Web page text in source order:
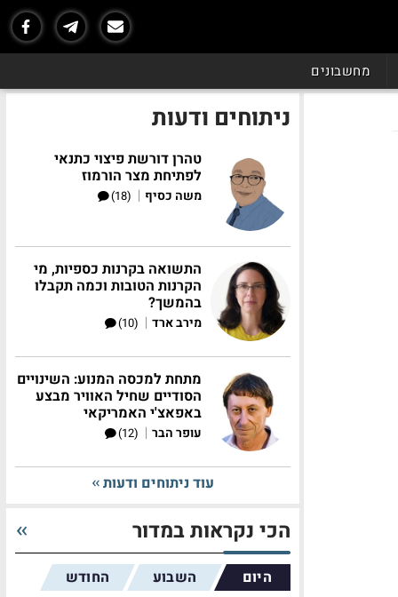
מחשבונים
ניתוחים ודעות
טהרן דורשת פיצוי כתנאי
לפתיחת מצר הורמוז
משה כסיף |
(18)
התשואה בקרנות כספיות, מי
הקרנות הטובות וכמה תקבלו
בהמשך?
מירב ארד |
(10)
מתחת למכסה המנוע: השינויים
הסודיים שחיל האוויר מבצע
באפאצ'י האמריקאי
עופר הבר |
(12)
עוד ניתוחים ודעות
הכי נקראות במדור
היום השבוע החודש